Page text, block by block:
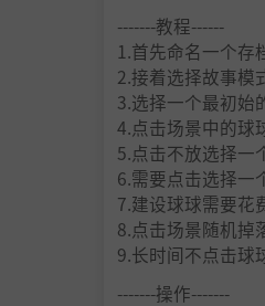
-------教程------
1.首先命名一个存
2.接着选择故事模
3.选择一个最初始
4.点击场景中的球
5.点击不放选择一
6.需要点击选择一
7.建设球球需要花
8.点击场景随机掉
9.长时间不点击球
-------操作-------